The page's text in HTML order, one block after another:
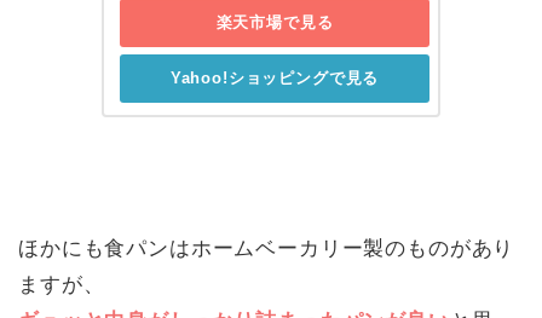
楽天市場で見る
Yahoo!ショッピングで見る
ほかにも食パンはホームベーカリー製のものがあり
ますが、